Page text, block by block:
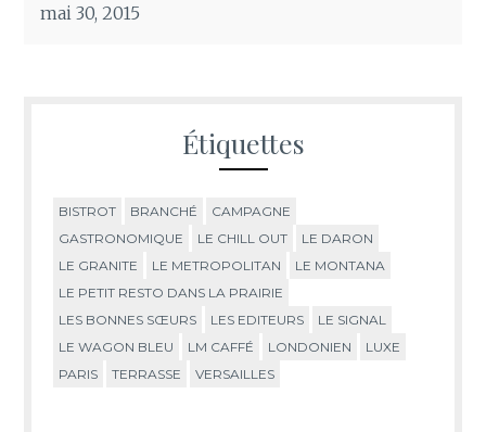
mai 30, 2015
Étiquettes
BISTROT BRANCHÉ
CAMPAGNE
GASTRONOMIQUE
LE CHILL OUT
LE DARON
LE GRANITE
LE METROPOLITAN
LE MONTANA
LE PETIT RESTO DANS LA PRAIRIE
LES BONNES SŒURS
LES EDITEURS
LE SIGNAL
LE WAGON BLEU
LM CAFFÉ LONDONIEN
LUXE
PARIS
TERRASSE VERSAILLES